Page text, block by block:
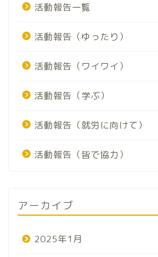
活動報告一覧
活動報告（ゆったり）
活動報告（ワイワイ）
活動報告（学ぶ）
活動報告（就労に向けて）
活動報告（皆で協力）
アーカイブ
2025年1月